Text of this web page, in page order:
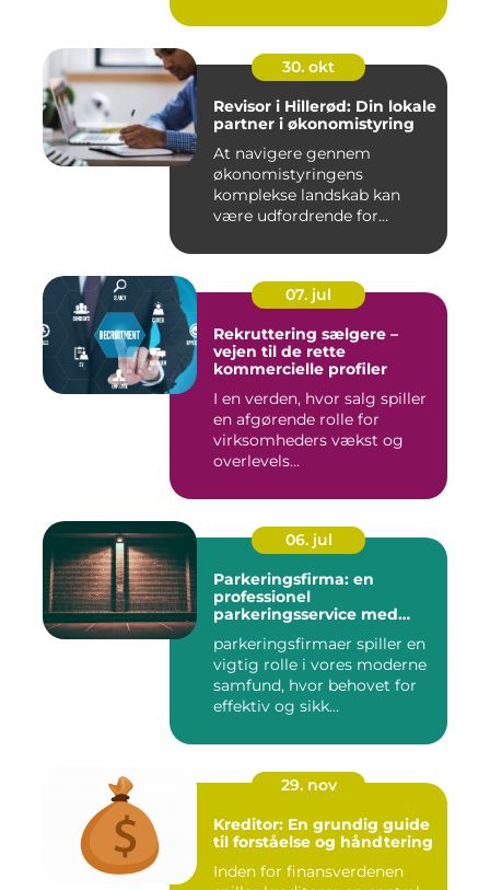
30. okt
Revisor i Hillerød: Din lokale
partner i økonomistyring
At navigere gennem
økonomistyringens
komplekse landskab kan
være udfordrende for
07. jul
Rekruttering sælgere –
vejen til de rette
kommercielle profiler
I en verden, hvor salg spiller
en afgørende rolle for
virksomheders vækst og
overlevels...
06. jul
Parkeringsfirma: en
professionel
parkeringsservice med
parkeringsfirmaer spiller en
vigtig rolle i vores moderne
samfund, hvor behovet for
effektiv og sikk...
29. nov
Kreditor: En grundig guide
til forståelse og håndtering
Inden for finansverdenen